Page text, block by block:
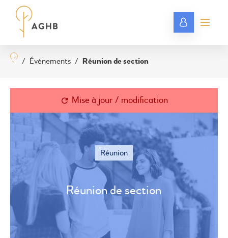
/ Événements / Réunion de section
Mise à jour / modification
Réunion
Réunion de section